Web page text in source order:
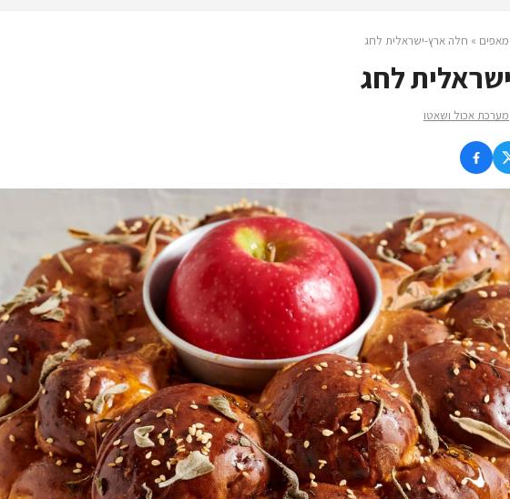
מאפים » חלה ארץ-ישראלית לחג
לחג
מערכת אכול ושאטו